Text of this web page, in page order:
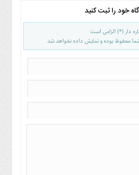
خود را ثبت کنید
دار (*) الزامی است
محفوظ بوده و نمایش داده نخواهد شد